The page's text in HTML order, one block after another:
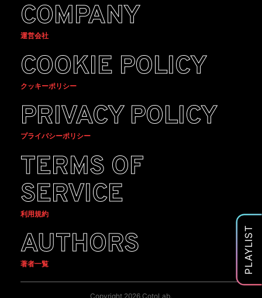
PLAYLIST
COMPANY
運営会社
COOKIE POLICY
クッキーポリシー
PRIVACY POLICY
プライバシーポリシー
TERMS OF
SERVICE
利用規約
AUTHORS
著者一覧
Copyright 2026 CotoLab.